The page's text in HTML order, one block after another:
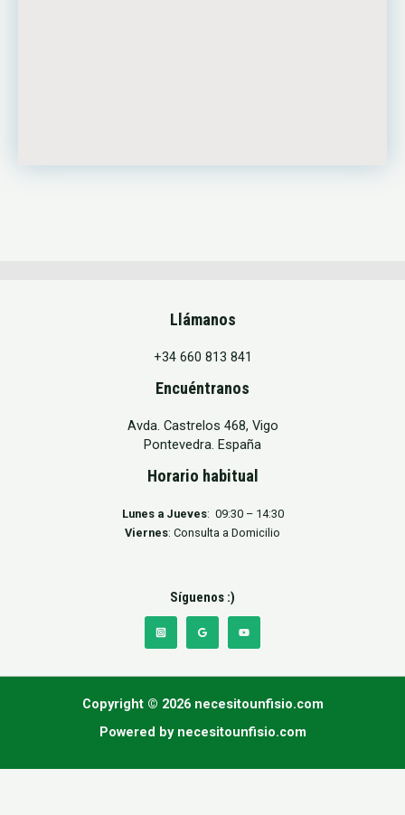
Llámanos
+34 660 813 841
Encuéntranos
Avda. Castrelos 468, Vigo
Pontevedra. España
Horario habitual
Lunes a Jueves: 09:30 – 14:30
Viernes: Consulta a Domicilio
Síguenos :)
Copyright © 2026 necesitounfisio.com
Powered by necesitounfisio.com